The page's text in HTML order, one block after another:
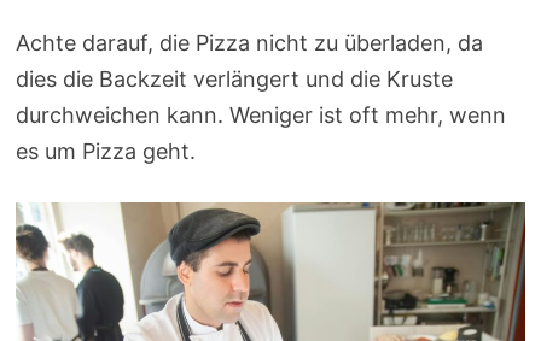
Achte darauf, die Pizza nicht zu überladen, da
dies die Backzeit verlängert und die Kruste
durchweichen kann. Weniger ist oft mehr, wenn
es um Pizza geht.